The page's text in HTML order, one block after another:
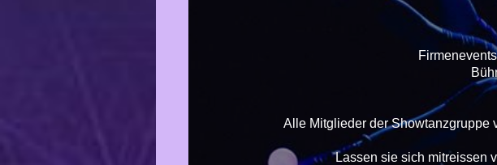
Alle Mitglieder der Showtanzgruppe
Lassen sie sich mitreissen